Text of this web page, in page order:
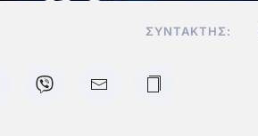
ΣΥΝΤΆΚΤΗΣ: